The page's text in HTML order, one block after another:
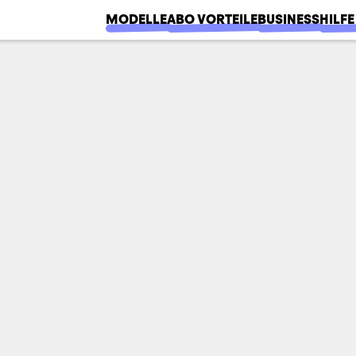
MODELLEABO VORTEILEBUSINESS